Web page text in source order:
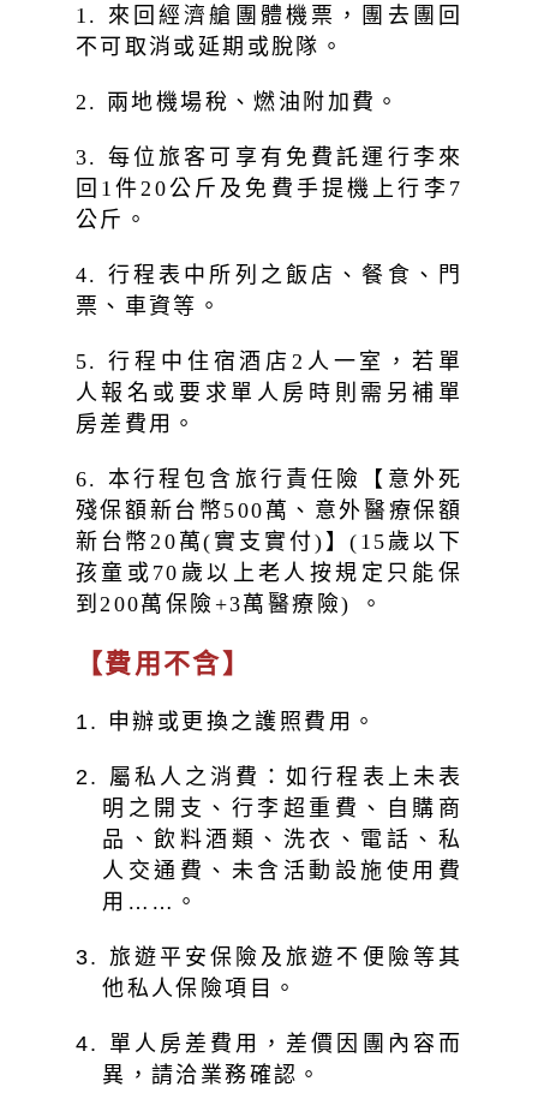
1. 來回經濟艙團體機票，團去團回
不可取消或延期或脫隊。
2. 兩地機場稅、燃油附加費。
3. 每位旅客可享有免費託運行李來
回1件20公斤及免費手提機上行李7
公斤。
4. 行程表中所列之飯店、餐食、門
票、車資等。
5. 行程中住宿酒店2人一室，若單
人報名或要求單人房時則需另補單
房差費用。
6. 本行程包含旅行責任險【意外死
殘保額新台幣500萬、意外醫療保額
新台幣20萬(實支實付)】(15歲以下
孩童或70歲以上老人按規定只能保
到200萬保險+3萬醫療險) 。
【費用不含】
1. 申辦或更換之護照費用。
2. 屬私人之消費：如行程表上未表
明之開支、行李超重費、自購商
品、飲料酒類、洗衣、電話、私
人交通費、未含活動設施使用費
用……。
3. 旅遊平安保險及旅遊不便險等其
他私人保險項目。
4. 單人房差費用，差價因團內容而
異，請洽業務確認。